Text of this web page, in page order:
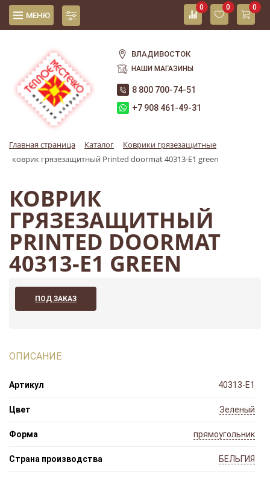
МЕНЮ
0 0 0
ВЛАДИВОСТОК
НАШИ МАГАЗИНЫ
8 800 700-74-51
+7 908 461-49-31
Главная страница Каталог
Коврики грязезащитные
коврик грязезащитный Printed doormat 40313-Е1 green
КОВРИК
ГРЯЗЕЗАЩИТНЫЙ
PRINTED DOORMAT
40313-Е1 GREEN
ПОД ЗАКАЗ
ОПИСАНИЕ
Артикул 40313-Е1
Цвет Зеленый
Форма прямоугольник
Страна производства БЕЛЬГИЯ